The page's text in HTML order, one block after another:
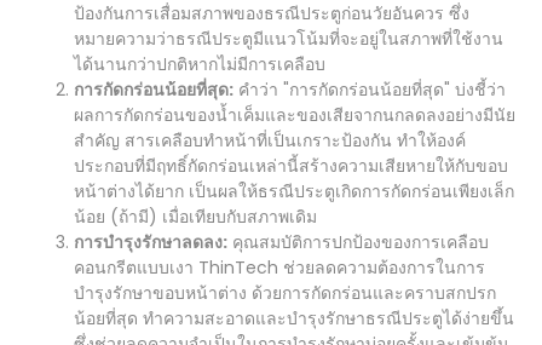
ป้องกันการเสื่อมสภาพของธรณีประตูก่อนวัยอันควร ซึ่ง
หมายความว่าธรณีประตูมีแนวโน้มที่จะอยู่ในสภาพที่ใช้งาน
ได้นานกว่าปกติหากไม่มีการเคลือบ
การกัดกร่อนน้อยที่สุด: คำว่า "การกัดกร่อนน้อยที่สุด" บ่งชี้ว่า
ผลการกัดกร่อนของน้ำเค็มและของเสียจากนกลดลงอย่างมีนัย
สำคัญ สารเคลือบทำหน้าที่เป็นเกราะป้องกัน ทำให้องค์
ประกอบที่มีฤทธิ์กัดกร่อนเหล่านี้สร้างความเสียหายให้กับขอบ
หน้าต่างได้ยาก เป็นผลให้ธรณีประตูเกิดการกัดกร่อนเพียงเล็ก
น้อย (ถ้ามี) เมื่อเทียบกับสภาพเดิม
การบำรุงรักษาลดลง: คุณสมบัติการปกป้องของการเคลือบ
คอนกรีตแบบเงา ThinTech ช่วยลดความต้องการในการ
บำรุงรักษาขอบหน้าต่าง ด้วยการกัดกร่อนและคราบสกปรก
น้อยที่สุด ทำความสะอาดและบำรุงรักษาธรณีประตูได้ง่ายขึ้น